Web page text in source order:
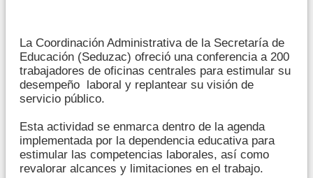
La Coordinación Administrativa de la Secretaría de
Educación (Seduzac) ofreció una conferencia a 200
trabajadores de oficinas centrales para estimular su
desempeño laboral y replantear su visión de
servicio público.
Esta actividad se enmarca dentro de la agenda
implementada por la dependencia educativa para
estimular las competencias laborales, así como
revalorar alcances y limitaciones en el trabajo.